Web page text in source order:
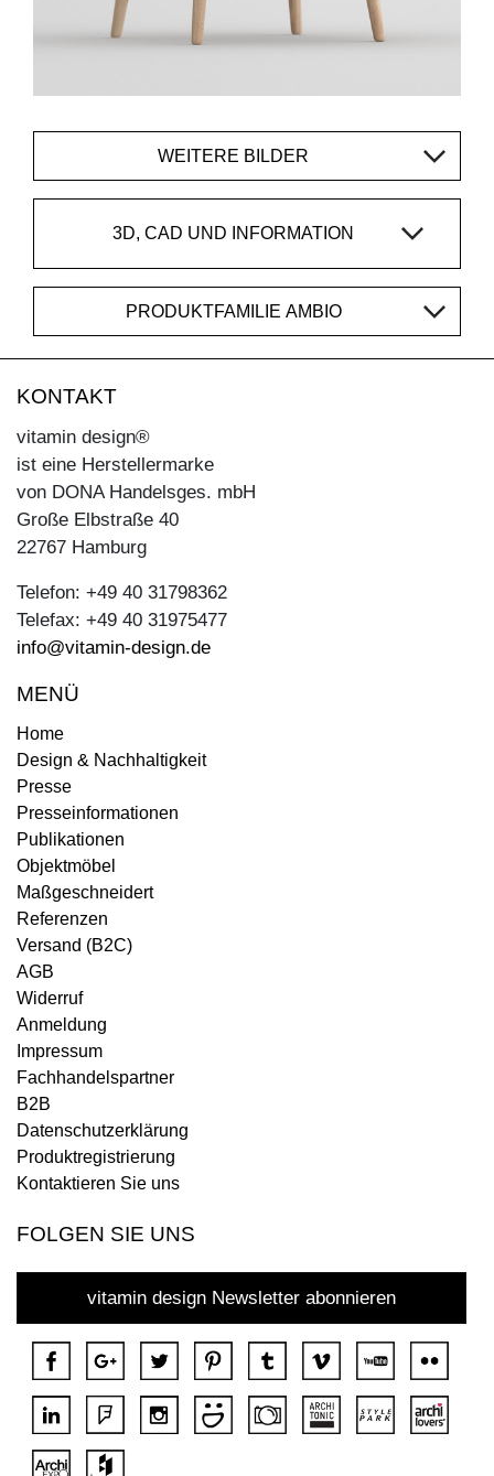
WEITERE BILDER
3D, CAD UND INFORMATION
PRODUKTFAMILIE AMBIO
KONTAKT
vitamin design®
ist eine Herstellermarke
von DONA Handelsges. mbH
Große Elbstraße 40
22767 Hamburg
Telefon: +49 40 31798362
Telefax: +49 40 31975477
info@vitamin-design.de
MENÜ
Home
Design & Nachhaltigkeit
Presse
Presseinformationen
Publikationen
Objektmöbel
Maßgeschneidert
Referenzen
Versand (B2C)
AGB
Widerruf
Anmeldung
Impressum
Fachhandelspartner
B2B
Datenschutzerklärung
Produktregistrierung
Kontaktieren Sie uns
FOLGEN SIE UNS
vitamin design Newsletter abonnieren